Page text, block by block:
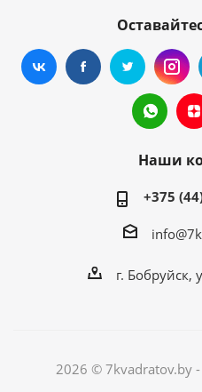
Наши
+375
г. Бобруйск,
2026 © 7kvadratov.by